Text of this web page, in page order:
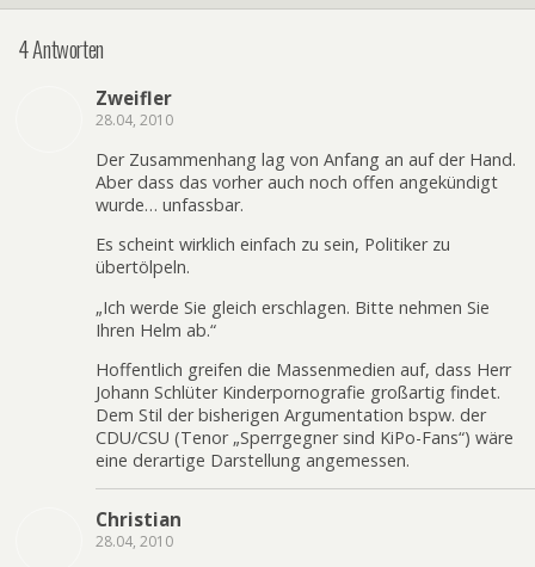
4 Antworten
Zweifler
28.04, 2010
Der Zusammenhang lag von Anfang an auf der Hand.
Aber dass das vorher auch noch offen angekündigt
wurde… unfassbar.
Es scheint wirklich einfach zu sein, Politiker zu
übertölpeln.
„Ich werde Sie gleich erschlagen. Bitte nehmen Sie
Ihren Helm ab.“
Hoffentlich greifen die Massenmedien auf, dass Herr
Johann Schlüter Kinderpornografie großartig findet.
Dem Stil der bisherigen Argumentation bspw. der
CDU/CSU (Tenor „Sperrgegner sind KiPo-Fans“) wäre
eine derartige Darstellung angemessen.
Christian
28.04, 2010